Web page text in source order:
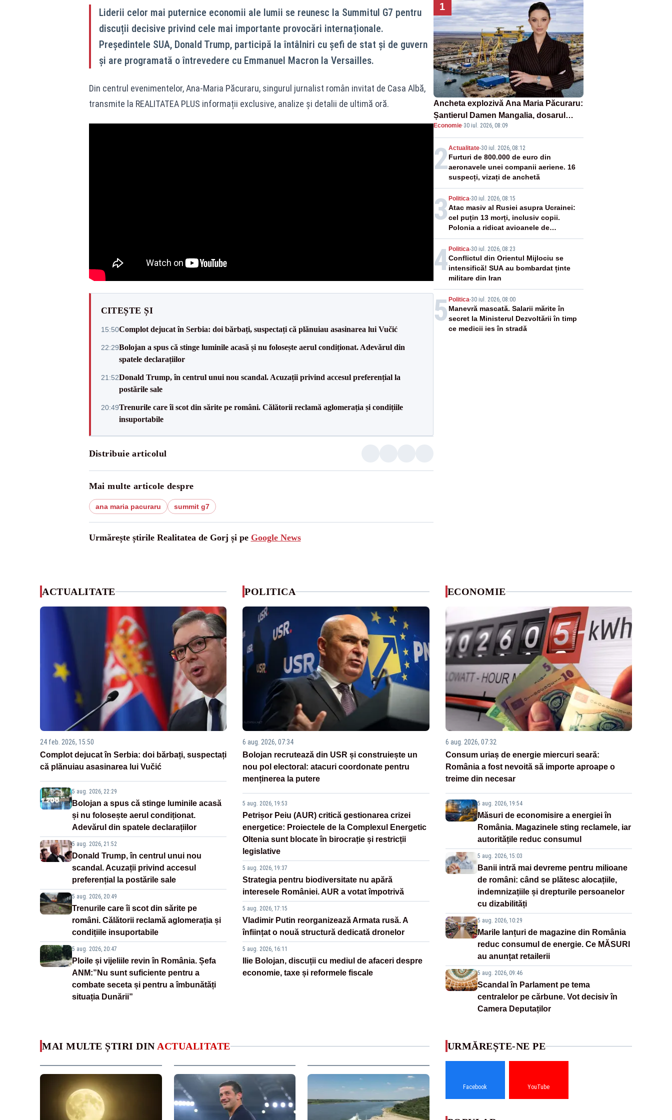
Liderii celor mai puternice economii ale lumii se reunesc la Summitul G7 pentru
discuții decisive privind cele mai importante provocări internaționale.
Președintele SUA, Donald Trump, participă la întâlniri cu șefi de stat și de guvern
și are programată o întrevedere cu Emmanuel Macron la Versailles.
Din centrul evenimentelor, Ana-Maria Păcuraru, singurul jurnalist român invitat de Casa Albă,
transmite la REALITATEA PLUS informații exclusive, analize și detalii de ultimă oră.
CITEȘTE ȘI
15:50Complot dejucat în Serbia: doi bărbați, suspectați că plănuiau asasinarea lui Vučić
22:29Bolojan a spus că stinge luminile acasă și nu folosește aerul condiționat. Adevărul din
spatele declarațiilor
21:52Donald Trump, în centrul unui nou scandal. Acuzații privind accesul preferențial la
postările sale
20:49Trenurile care îi scot din sărite pe români. Călătorii reclamă aglomerația și condițiile
insuportabile
Distribuie articolul
Mai multe articole despre
ana maria pacuraru summit g7
Urmărește știrile Realitatea de Gorj și pe Google News
1
Ancheta explozivă Ana Maria Păcuraru:
Șantierul Damen Mangalia, dosarul
care scufundă apărarea României
Economie·30 iul. 2026, 08:09
2Actualitate-30 iul. 2026, 08:12
Furturi de 800.000 de euro din
aeronavele unei companii aeriene. 16
suspecți, vizați de anchetă
3 Politica-30 iul. 2026, 08:15
Atac masiv al Rusiei asupra Ucrainei:
cel puțin 13 morți, inclusiv copii.
Polonia a ridicat avioanele de
vânătoare
4 Politica-30 iul. 2026, 08:23
Conflictul din Orientul Mijlociu se
intensifică! SUA au bombardat ținte
militare din Iran
5 Politica-30 iul. 2026, 08:00
Manevră mascată. Salarii mărite în
secret la Ministerul Dezvoltării în timp
ce medicii ies în stradă
ACTUALITATE
24 feb. 2026, 15:50
Complot dejucat în Serbia: doi bărbați, suspectați
că plănuiau asasinarea lui Vučić
5 aug. 2026, 22:29
Bolojan a spus că stinge luminile acasă
și nu folosește aerul condiționat.
Adevărul din spatele declarațiilor
5 aug. 2026, 21:52
Donald Trump, în centrul unui nou
scandal. Acuzații privind accesul
preferențial la postările sale
5 aug. 2026, 20:49
Trenurile care îi scot din sărite pe
români. Călătorii reclamă aglomerația și
condițiile insuportabile
5 aug. 2026, 20:47
Ploile și vijeliile revin în România. Șefa
ANM:”Nu sunt suficiente pentru a
combate seceta și pentru a îmbunătăți
situația Dunării”
POLITICA
6 aug. 2026, 07:34
Bolojan recrutează din USR și construiește un
nou pol electoral: atacuri coordonate pentru
menținerea la putere
5 aug. 2026, 19:53
Petrișor Peiu (AUR) critică gestionarea crizei
energetice: Proiectele de la Complexul Energetic
Oltenia sunt blocate în birocrație și restricții
legislative
5 aug. 2026, 19:37
Strategia pentru biodiversitate nu apără
interesele României. AUR a votat împotrivă
5 aug. 2026, 17:15
Vladimir Putin reorganizează Armata rusă. A
înființat o nouă structură dedicată dronelor
5 aug. 2026, 16:11
Ilie Bolojan, discuții cu mediul de afaceri despre
economie, taxe și reformele fiscale
ECONOMIE
6 aug. 2026, 07:32
Consum uriaș de energie miercuri seară:
România a fost nevoită să importe aproape o
treime din necesar
5 aug. 2026, 19:54
Măsuri de economisire a energiei în
România. Magazinele sting reclamele, iar
autoritățile reduc consumul
5 aug. 2026, 15:03
Banii intră mai devreme pentru milioane
de români: când se plătesc alocațiile,
indemnizațiile și drepturile persoanelor
cu dizabilități
5 aug. 2026, 10:29
Marile lanțuri de magazine din România
reduc consumul de energie. Ce MĂSURI
au anunțat retailerii
5 aug. 2026, 09:46
Scandal în Parlament pe tema
centralelor pe cărbune. Vot decisiv în
Camera Deputaților
MAI MULTE ȘTIRI DIN ACTUALITATE URMĂREȘTE-NE PE
Facebook YouTube